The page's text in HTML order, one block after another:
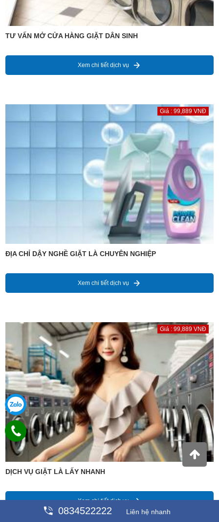
TƯ VẤN MỞ CỬA HÀNG GIẶT DÂN SINH
Xem chi tiết dịch vụ
Giá : 99,889 VNĐ
ĐỊA CHỈ DẬY NGHỀ GIẶT LÀ CHUYÊN NGHIỆP
Xem chi tiết dịch vụ
Giá : 99,889 VNĐ
DỊCH VỤ GIẶT LÀ LẤY NHANH
Xem chi tiết dịch vụ
0834522222 Liên hệ nhanh